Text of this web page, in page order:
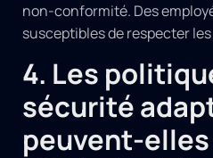
non-conformité. Des
susceptibles de respecter
4. Les
sécurité
peuvent-elles